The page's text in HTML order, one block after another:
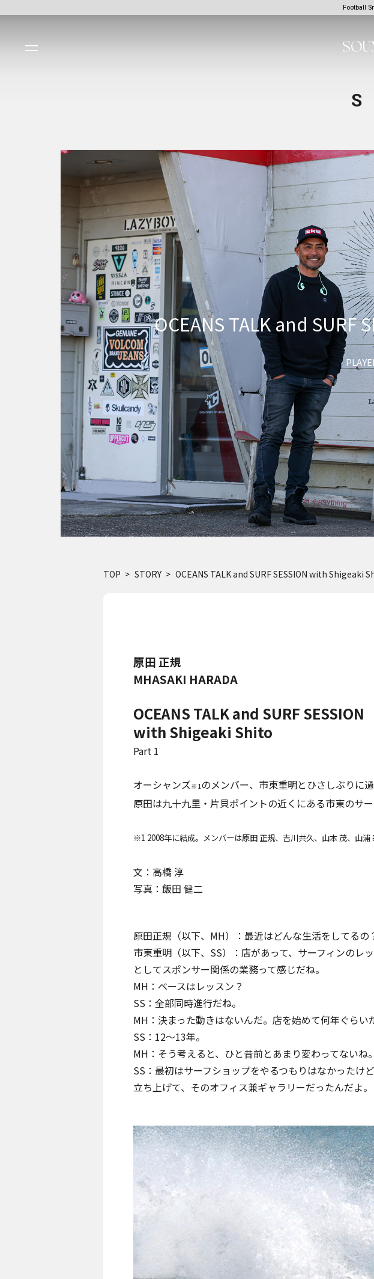
Football
OCEANS TALK and
TOP STORY OCEANS TALK and SURF SESSION with Shigeaki
原田 正規
MHASAKI HARADA
OCEANS TALK and SURF SESSION
with Shigeaki Shito
Part 1
オーシャンズ※1 のメンバー、市東重明とひさしぶりに
原田は九十九里・片貝ポイントの近くにある市東のサー
※1 2008年に結成。メンバーは原田 正規、吉川共久、山本 茂、山
文：高橋 淳
写真：飯田 健二
原田正規（以下、MH）：最近はどんな生活をしてるの
市東重明（以下、SS）：店があって、サーフィンのレ
としてスポンサー関係の業務って感じだね。
MH：ベースはレッスン？
SS：全部同時進行だね。
MH：決まった動きはないんだ。店を始めて何年ぐらい
SS：12～13年。
MH：そう考えると、ひと昔前とあまり変わってないね。
SS：最初はサーフショップをやるつもりはなかったけ
立ち上げて、そのオフィス兼ギャラリーだったんだよ。